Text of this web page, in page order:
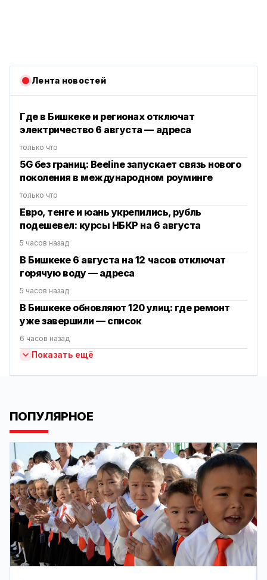
Лента новостей
Где в Бишкеке и регионах отключат
электричество 6 августа — адреса
только что
5G без границ: Beeline запускает связь нового
поколения в международном роуминге
только что
Евро, тенге и юань укрепились, рубль
подешевел: курсы НБКР на 6 августа
5 часов назад
В Бишкеке 6 августа на 12 часов отключат
горячую воду — адреса
5 часов назад
В Бишкеке обновляют 120 улиц: где ремонт
уже завершили — список
6 часов назад
Показать ещё
ПОПУЛЯРНОЕ